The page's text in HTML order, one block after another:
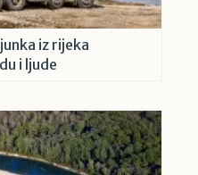
iz rijeka
i ljude